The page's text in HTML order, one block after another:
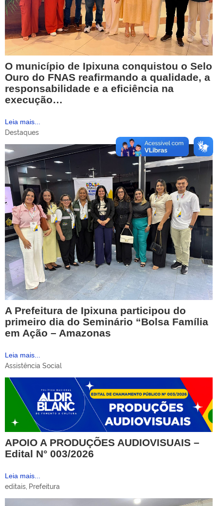
O município de Ipixuna conquistou o Selo
Ouro do FNAS reafirmando a qualidade, a
responsabilidade e a eficiência na
execução…
Leia mais...
Destaques
A Prefeitura de Ipixuna participou do
primeiro dia do Seminário “Bolsa Família
em Ação – Amazonas
Leia mais...
Assistência Social
APOIO A PRODUÇÕES AUDIOVISUAIS –
Edital N° 003/2026
Leia mais...
editais Prefeitura